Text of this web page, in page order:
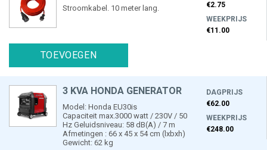
Stroomkabel. 10 meter lang.
€2.75
WEEKPRIJS
€11.00
TOEVOEGEN
3 KVA HONDA GENERATOR
Model: Honda EU30is
Capaciteit max.3000 watt / 230V / 50
Hz Geluidsniveau: 58 dB(A) / 7 m
Afmetingen : 66 x 45 x 54 cm (lxbxh)
Gewicht: 62 kg
DAGPRIJS
€62.00
WEEKPRIJS
€248.00